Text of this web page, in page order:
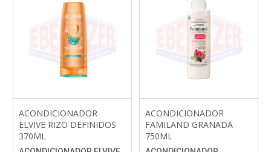
ACONDICIONADOR
ELVIVE RIZO DEFINIDOS
370ML
ACONDICIONADOR
FAMILAND GRANADA
750ML